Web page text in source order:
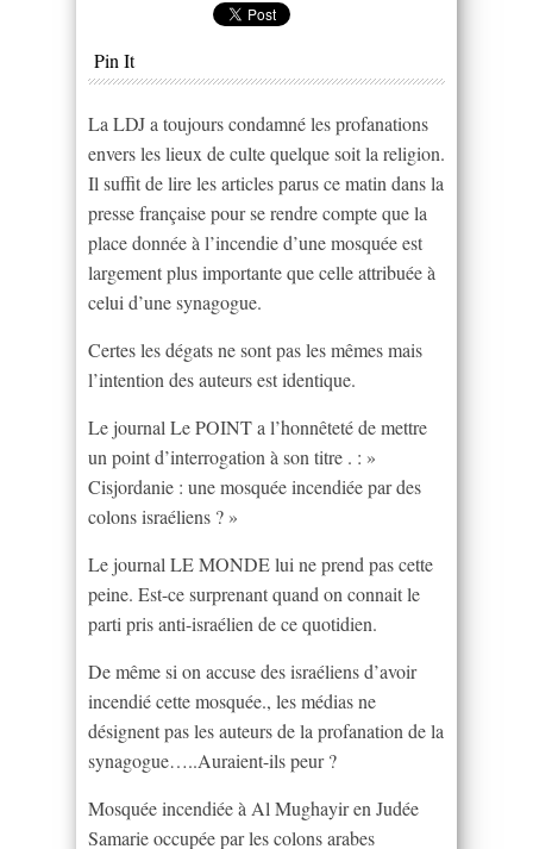
Pin It
La LDJ a toujours condamné les profanations
envers les lieux de culte quelque soit la religion.
Il suffit de lire les articles parus ce matin dans la
presse française pour se rendre compte que la
place donnée à l’incendie d’une mosquée est
largement plus importante que celle attribuée à
celui d’une synagogue.
Certes les dégats ne sont pas les mêmes mais
l’intention des auteurs est identique.
Le journal Le POINT a l’honnêteté de mettre
un point d’interrogation à son titre . : »
Cisjordanie : une mosquée incendiée par des
colons israéliens ? »
Le journal LE MONDE lui ne prend pas cette
peine. Est-ce surprenant quand on connait le
parti pris anti-israélien de ce quotidien.
De même si on accuse des israéliens d’avoir
incendié cette mosquée., les médias ne
désignent pas les auteurs de la profanation de la
synagogue…..Auraient-ils peur ?
Mosquée incendiée à Al Mughayir en Judée
Samarie occupée par les colons arabes